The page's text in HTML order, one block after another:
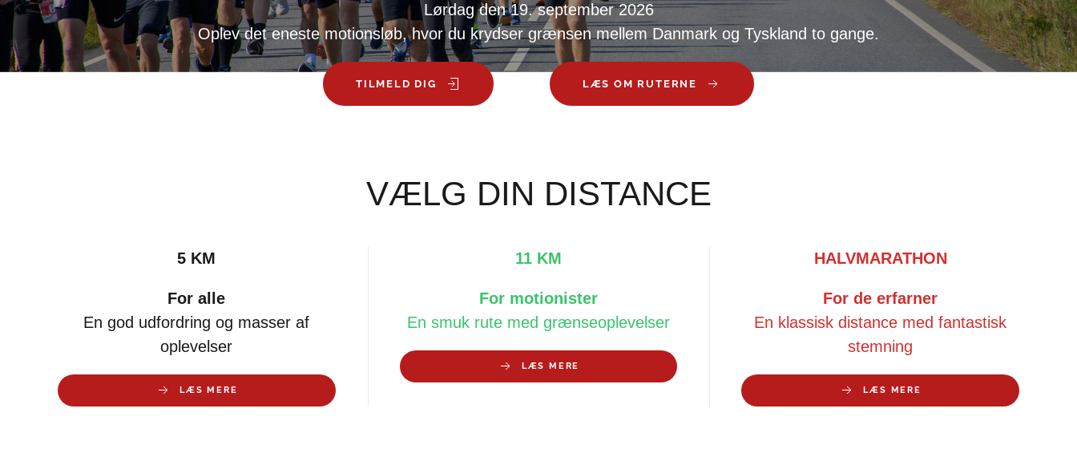
Lørdag den 19. september 2026
Oplev det eneste motionsløb, hvor du krydser grænsen mellem Danmark og Tyskland to gange.
TILMELD DIG LÆS OM RUTERNE
VÆLG DIN DISTANCE
5 KM
For alle
En god udfordring og masser af
oplevelser
LÆS MERE
11 KM
For motionister
En smuk rute med grænseoplevelser
LÆS MERE
HALVMARATHON
For de erfarner
En klassisk distance med fantastisk
stemning
LÆS MERE